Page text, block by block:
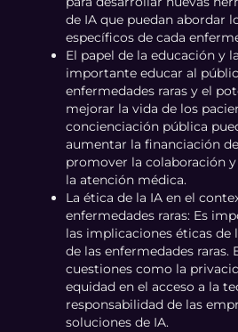
de IA que puedan abordar
específicos de cada
El papel de la educación y
importante educar al
enfermedades raras y el
mejorar la vida de los
concienciación pública
aumentar la financiación
promover la colaboración
la atención médica.
La ética de la IA en el
enfermedades raras: Es
las implicaciones éticas de
de las enfermedades raras.
cuestiones como la
equidad en el acceso a la
responsabilidad de las
soluciones de IA.